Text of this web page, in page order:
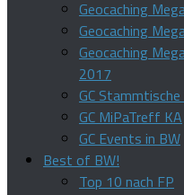
Geocaching
Geocaching
Geocaching
2017
GC
GC MiPaTreff KA
GC Events in BW
Best of BW!
Top 10 nach FP